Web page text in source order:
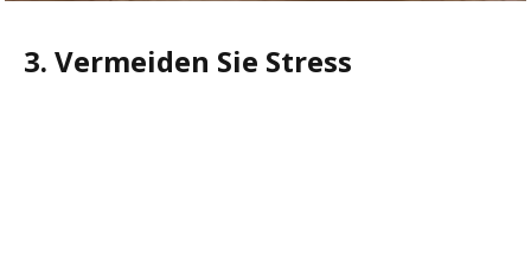
3. Vermeiden Sie Stress